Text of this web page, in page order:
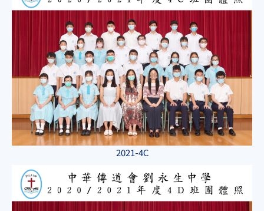
2021-4C